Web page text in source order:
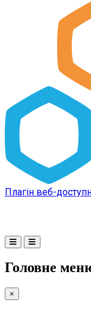
Плагін веб-
Головне
×